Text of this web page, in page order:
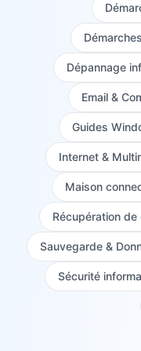
Dépannage
Email &
Guides
Internet &
Maison
Récupération de
Sauvegarde &
Sécurité